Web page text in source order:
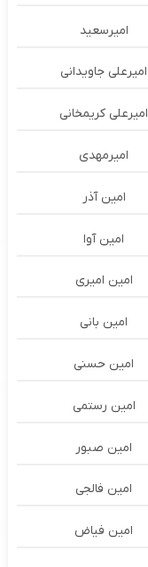
امیرسعید
امیرعلی جاویدانی
امیرعلی کریمخانی
امیرمهدی
امین آذر
امین آوا
امین امیری
امین بانی
امین حسنی
امین رستمی
امین صبور
امین فالجی
امین فیاض